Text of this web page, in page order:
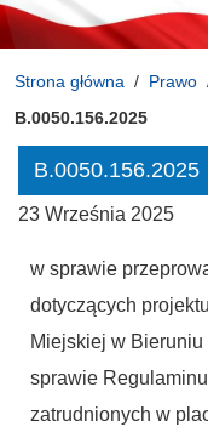
Strona główna Prawo
B.0050.156.2025
B.0050.156.2025
23 Września 2025
w sprawie
dotyczących
Miejskiej w
sprawie
zatrudnionych w